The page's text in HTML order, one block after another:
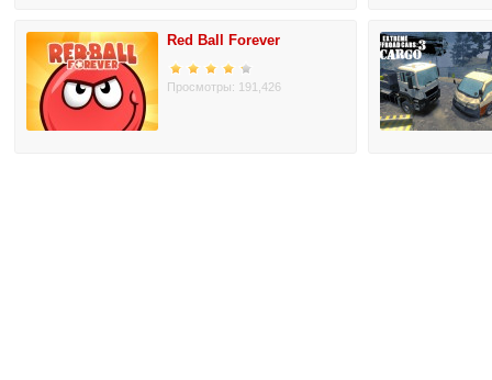
Red Ball Forever
Просмотры: 191,426